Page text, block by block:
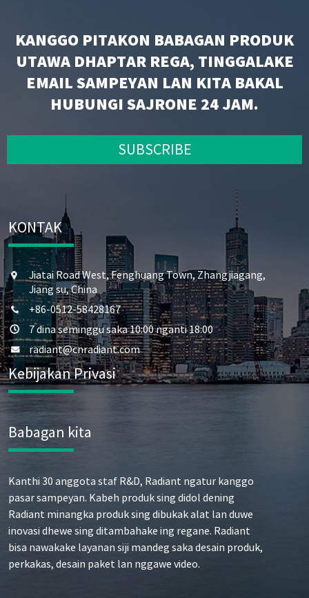
KANGGO PITAKON BABAGAN PRODUK
UTAWA DHAPTAR REGA, TINGGALAKE
EMAIL SAMPEYAN LAN KITA BAKAL
HUBUNGI SAJRONE 24 JAM.
SUBSCRIBE
KONTAK
Jiatai Road West, Fenghuang Town, Zhangjiagang,
Jiang su, China
+86-0512-58428167
7 dina seminggu saka 10:00 nganti 18:00
radiant@cnradiant.com
Kebijakan Privasi
Babagan kita
Kanthi 30 anggota staf R&D, Radiant ngatur kanggo
pasar sampeyan. Kabeh produk sing didol dening
Radiant minangka produk sing dibukak alat lan duwe
inovasi dhewe sing ditambahake ing regane. Radiant
bisa nawakake layanan siji mandeg saka desain produk,
perkakas, desain paket lan nggawe video.